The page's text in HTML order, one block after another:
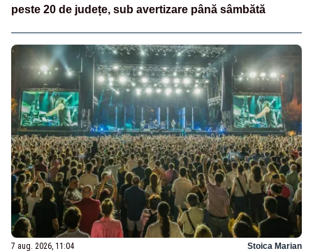
peste 20 de județe, sub avertizare până sâmbătă
7 aug. 2026, 11:04 Stoica Marian